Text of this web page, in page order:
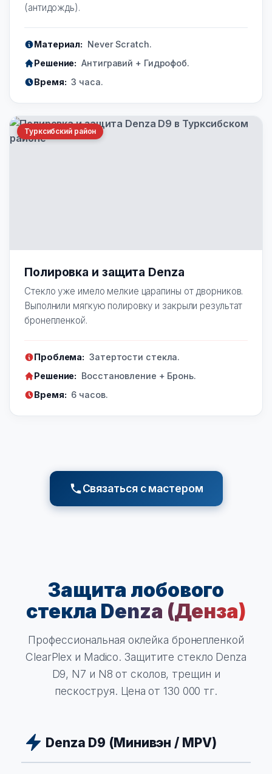
(антидождь).
Материал: Never Scratch.
Решение: Антигравий + Гидрофоб.
Время: 3 часа.
Турксибский район
Полировка и защита Denza
Стекло уже имело мелкие царапины от дворников.
Выполнили мягкую полировку и закрыли результат
бронепленкой.
Проблема: Затертости стекла.
Решение: Восстановление + Бронь.
Время: 6 часов.
Связаться с мастером
Защита лобового
стекла Denza (Денза)
Профессиональная оклейка бронепленкой
ClearPlex и Madico. Защитите стекло Denza
D9, N7 и N8 от сколов, трещин и
пескоструя. Цена от 130 000 тг.
Denza D9 (Минивэн / MPV)